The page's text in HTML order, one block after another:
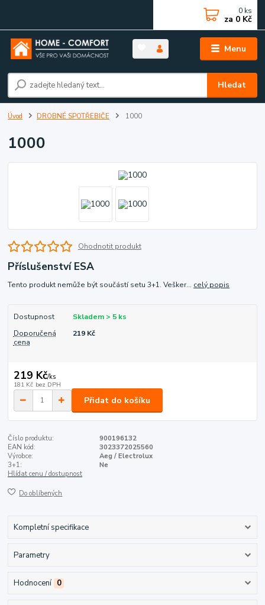
Menu
Hledat
0 ks
za 0 Kč
Úvod DROBNÉ SPOTŘEBIČE 1000
1000
Ohodnotit produkt
Příslušenství ESA
Tento produkt nemůže být součástí setu 3+1. Vešker... celý popis
Dostupnost
Skladem > 5 ks
Doporučená
cena
219 Kč
219 Kč/ks
181 Kč bez DPH
Přidat do košíku
Číslo produktu:
900196132
EAN kód:
3023372025560
Výrobce:
Aeg / Electrolux
3+1:
Ne
Hlídat cenu / dostupnost
Do oblíbených
Kompletní specifikace
Parametry
Hodnocení 0